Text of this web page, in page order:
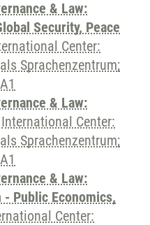
& Law:
Security, Peace
Center:
Sprachenzentrum;
& Law:
International Center:
Sprachenzentrum;
& Law:
Public Economics,
Center: